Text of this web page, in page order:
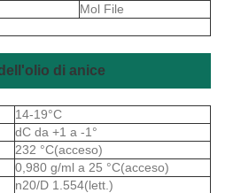
Mol File
di anice
14-19°C
dC da +1 a -1°
232 °C(acceso)
0,980 g/ml a 25 °C(acceso)
n20/D 1.554(lett.)